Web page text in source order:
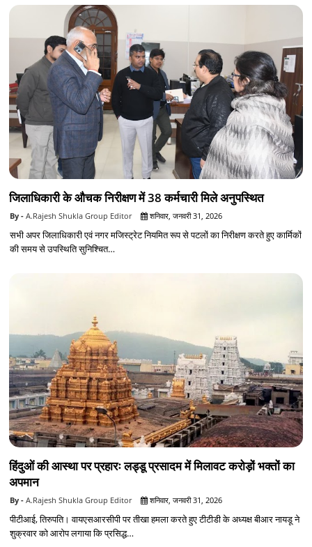
जिलाधिकारी के औचक निरीक्षण में 38 कर्मचारी मिले अनुपस्थित
A.Rajesh Shukla Group Editor शनिवार, जनवरी 31, 2026
सभी अपर जिलाधिकारी एवं नगर मजिस्ट्रेट नियमित रूप से पटलों का निरीक्षण करते हुए कार्मिकों
की समय से उपस्थिति सुनिश्चित…
हिंदुओं की आस्था पर प्रहारः लड्डू प्रसादम में मिलावट करोड़ों भक्तों का
अपमान
A.Rajesh Shukla Group Editor शनिवार, जनवरी 31, 2026
पीटीआई, तिरुपति। वायएसआरसीपी पर तीखा हमला करते हुए टीटीडी के अध्यक्ष बीआर नायडू ने
शुक्रवार को आरोप लगाया कि प्रसिद्ध…